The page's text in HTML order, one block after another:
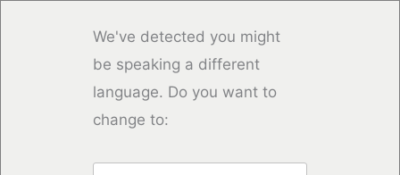
We've detected you might
be speaking a different
language. Do you want to
change to: